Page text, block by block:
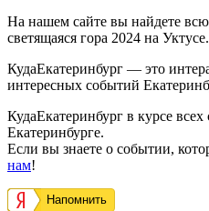
На нашем сайте вы найдете
светящаяся гора 2024 на Уктусе.
КудаЕкатеринбург — это
интересных событий
КудаЕкатеринбург в курсе
Екатеринбурге.
Если вы знаете о событии,
нам!
Напомнить